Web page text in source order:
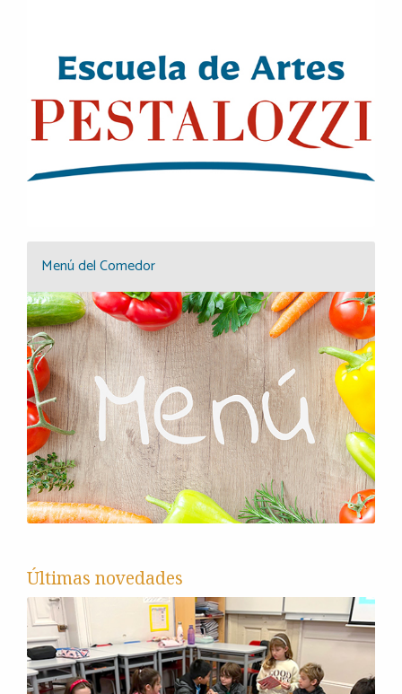
Menú del Comedor
Últimas novedades